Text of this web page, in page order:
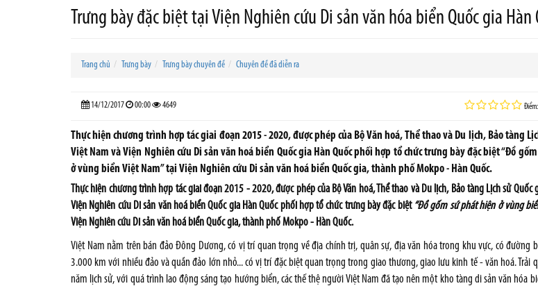
Trưng bày đặc biệt tại Viện Nghiên cứu Di sản văn hóa biển Quốc gia
Trang chủ Trưng bày Trưng bày chuyên đề Chuyên đề đã diễn ra
14/12/2017 00:00 4649
Thực hiện chương trình hợp tác giai đoạn 2015 - 2020, được phép của Bộ Văn hoá, Thể thao và Du lịch, Bảo tàng
Việt Nam và Viện Nghiên cứu Di sản văn hoá biển Quốc gia Hàn Quốc phối hợp tổ chức trưng bày đặc biệt “Đồ
ở vùng biển Việt Nam” tại Viện Nghiên cứu Di sản văn hoá biển Quốc gia, thành phố Mokpo - Hàn Quốc.
Thực hiện chương trình hợp tác giai đoạn 2015 - 2020, được phép của Bộ Văn hoá, Thể thao và Du lịch, Bảo tàng Lịch sử Quốc
Viện Nghiên cứu Di sản văn hoá biển Quốc gia Hàn Quốc phối hợp tổ chức trưng bày đặc biệt “Đồ gốm sứ phát hiện ở vùng
Viện Nghiên cứu Di sản văn hoá biển Quốc gia, thành phố Mokpo - Hàn Quốc.
Việt Nam nằm trên bán đảo Đông Dương, có vị trí quan trọng về địa chính trị, quân sự, địa văn hóa trong khu vực, có đường
3.000 km với nhiều đảo và quần đảo lớn nhỏ... có vị trí đặc biệt quan trọng trong giao thương, giao lưu kinh tế - văn hoá. Trải
năm lịch sử, với quá trình lao động sáng tạo hướng biển, các thế thệ người Việt Nam đã tạo nên một kho tàng di sản văn hóa